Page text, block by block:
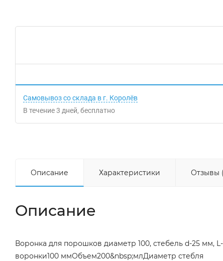
Самовывоз со склада в г. Королёв
В течение3 дней Бесплатно
Описание Характеристики Отзывы
Описание
Воронка для порошков диаметр 100, стебель d-25 мм,
воронки100 ммОбъем200&nbsp;млДиаметр стебля